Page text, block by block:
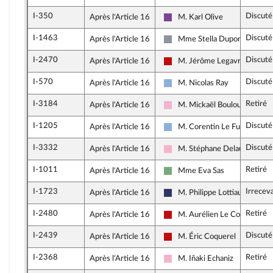
I-350 Après l'Article 16
Ensemble pour la République
M. Karl Olive Discuté
I-1463 Après l'Article 16
Non inscrit
Mme Stella Dupont Discuté
I-2470 Après l'Article 16
La France insoumise -
M. Jérôme Legavre Discuté
I-570 Après l'Article 16
Droite Républicaine
M. Nicolas Ray Discuté
I-3184 Après l'Article 16
Socialistes et apparentés
M. Mickaël Bouloux Retiré
I-1205 Après l'Article 16
Droite Républicaine
M. Corentin Le Fur Discuté
I-3332 Après l'Article 16
Socialistes et apparentés
M. Stéphane Delautrette
Discuté
I-1011 Après l'Article 16
Écologiste et Social
Mme Eva Sas Retiré
I-1723 Après l'Article 16
Rassemblement National
M. Philippe Lottiaux
I-2480 Après l'Article 16
La France insoumise -
M. Aurélien Le Coq Retiré
I-2439 Après l'Article 16
La France insoumise -
M. Éric Coquerel Discuté
I-2368 Après l'Article 16
Socialistes et apparentés
M. Iñaki Echaniz Retiré